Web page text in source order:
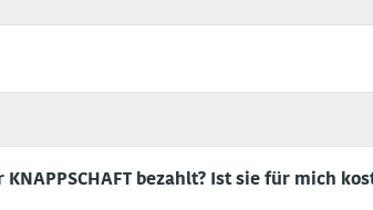
bezahlt? Ist sie für mich